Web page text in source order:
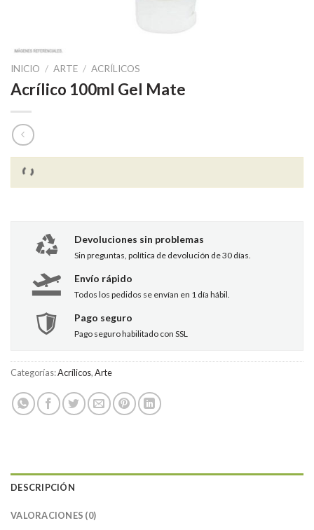
INICIO / ARTE / ACRÍLICOS
Acrílico 100ml Gel Mate
Devoluciones sin problemas
Sin preguntas, política de devolución de 30 días.
Envío rápido
Todos los pedidos se envían en 1 día hábil.
Pago seguro
Pago seguro habilitado con SSL
Categorías:Acrílicos,Arte
DESCRIPCIÓN
VALORACIONES (0)